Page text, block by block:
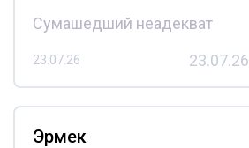
Сумашедший неадекват
23.07.26 23.07.26
Эрмек